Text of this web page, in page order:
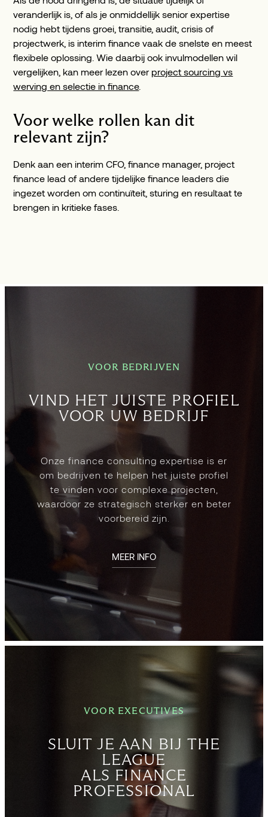
veranderlijk is, of als je onmiddellijk senior expertise
nodig hebt tijdens groei, transitie, audit, crisis of
projectwerk, is interim finance vaak de snelste en meest
flexibele oplossing. Wie daarbij ook invulmodellen wil
vergelijken, kan meer lezen overproject sourcing vs
werving en selectie in finance.
Voor welke rollen kan dit
relevant zijn?
Denk aan een interim CFO, finance manager, project
finance lead of andere tijdelijke finance leaders die
ingezet worden om continuïteit, sturing en resultaat te
brengen in kritieke fases.
VOOR BEDRIJVEN
VIND HET JUISTE PROFIEL
VOOR UW BEDRIJF
Onze finance consulting expertise is er
om bedrijven te helpen het juiste profiel
te vinden voor complexe projecten,
waardoor ze strategisch sterker en beter
voorbereid zijn.
MEER INFO
VOOR EXECUTIVES
SLUIT JE AAN BIJ THE
LEAGUE
ALS FINANCE
PROFESSIONAL